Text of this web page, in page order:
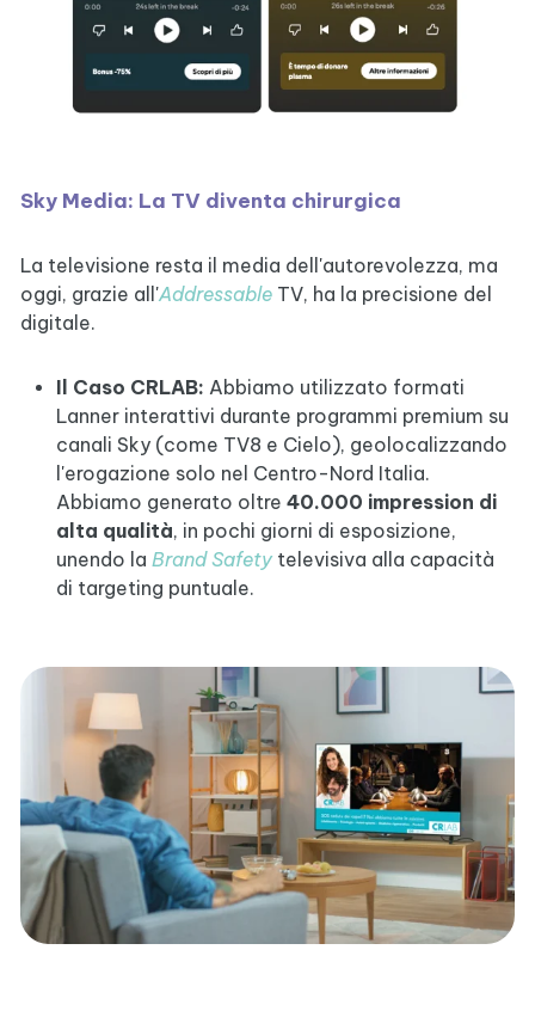
Sky Media: La TV diventa chirurgica
La televisione resta il media dell'autorevolezza, ma
oggi, grazie all'Addressable TV, ha la precisione del
digitale.
Il Caso CRLAB: Abbiamo utilizzato formati
Lanner interattivi durante programmi premium su
canali Sky (come TV8 e Cielo), geolocalizzando
l'erogazione solo nel Centro-Nord Italia.
Abbiamo generato oltre 40.000 impression di
alta qualità, in pochi giorni di esposizione,
unendo la Brand Safetytelevisiva alla capacità
di targeting puntuale.